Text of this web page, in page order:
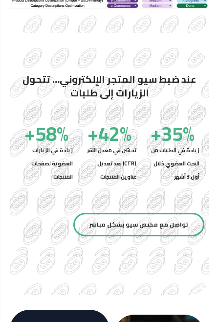
عند ضبط سيو المتجر الإلكتروني… تتحول
الزيارات إلى طلبات
زيادة في الطلبات من
البحث العضوي خلال
أول 3 أشهر
%
35
+
تحسّن في معدل النقر
(CTR) بعد تعديل
عناوين المنتجات
%
42
+
زيادة في الزيارات
العضوية لصفحات
المنتجات
%
58
+
تواصل مع مختص سيو بشكل مباشر